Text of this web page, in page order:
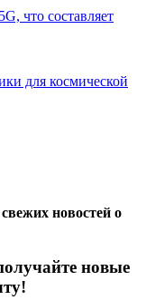
что составляет
для космической
новостей о
новые